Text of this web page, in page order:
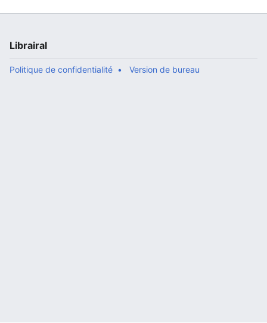
Librairal
Politique de confidentialité Version de bureau